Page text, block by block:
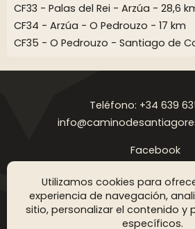
Utilizamos cookies para
experiencia de navegación,
sitio, personalizar el contenido y
específicos.
CF33 - Palas del Rei - Arzúa - 28,6
CF34 - Arzúa - O Pedrouzo - 17 km
CF35 - O Pedrouzo - Santiago de
Teléfono: +34 639
Facebook
Aviso legal Política de privacidad
Copyright © 2026 Camino de